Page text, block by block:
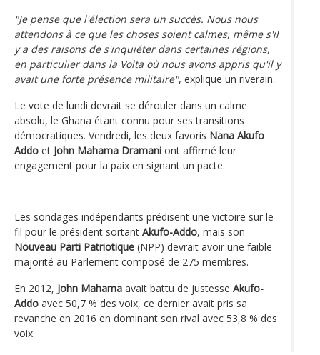
"Je pense que l'élection sera un succès. Nous nous
attendons à ce que les choses soient calmes, même s'il
y a des raisons de s'inquiéter dans certaines régions,
en particulier dans la Volta où nous avons appris qu'il y
avait une forte présence militaire", explique un riverain.
Le vote de lundi devrait se dérouler dans un calme
absolu, le Ghana étant connu pour ses transitions
démocratiques. Vendredi, les deux favoris Nana Akufo
Addo et John Mahama Dramani ont affirmé leur
engagement pour la paix en signant un pacte.
Les sondages indépendants prédisent une victoire sur le
fil pour le président sortant Akufo-Addo, mais son
Nouveau Parti Patriotique (NPP) devrait avoir une faible
majorité au Parlement composé de 275 membres.
En 2012, John Mahama avait battu de justesse Akufo-
Addo avec 50,7 % des voix, ce dernier avait pris sa
revanche en 2016 en dominant son rival avec 53,8 % des
voix.